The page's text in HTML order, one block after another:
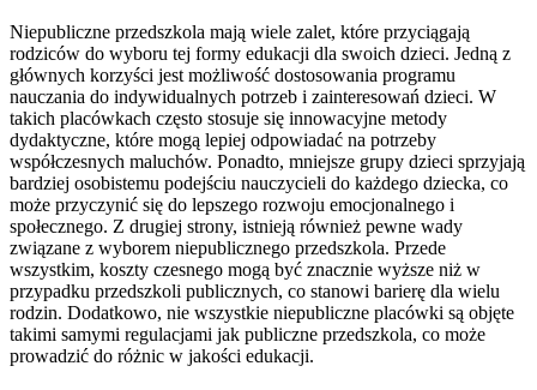
Niepubliczne przedszkola mają wiele zalet, które przyciągają
rodziców do wyboru tej formy edukacji dla swoich dzieci. Jedną z
głównych korzyści jest możliwość dostosowania programu
nauczania do indywidualnych potrzeb i zainteresowań dzieci. W
takich placówkach często stosuje się innowacyjne metody
dydaktyczne, które mogą lepiej odpowiadać na potrzeby
współczesnych maluchów. Ponadto, mniejsze grupy dzieci sprzyjają
bardziej osobistemu podejściu nauczycieli do każdego dziecka, co
może przyczynić się do lepszego rozwoju emocjonalnego i
społecznego. Z drugiej strony, istnieją również pewne wady
związane z wyborem niepublicznego przedszkola. Przede
wszystkim, koszty czesnego mogą być znacznie wyższe niż w
przypadku przedszkoli publicznych, co stanowi barierę dla wielu
rodzin. Dodatkowo, nie wszystkie niepubliczne placówki są objęte
takimi samymi regulacjami jak publiczne przedszkola, co może
prowadzić do różnic w jakości edukacji.